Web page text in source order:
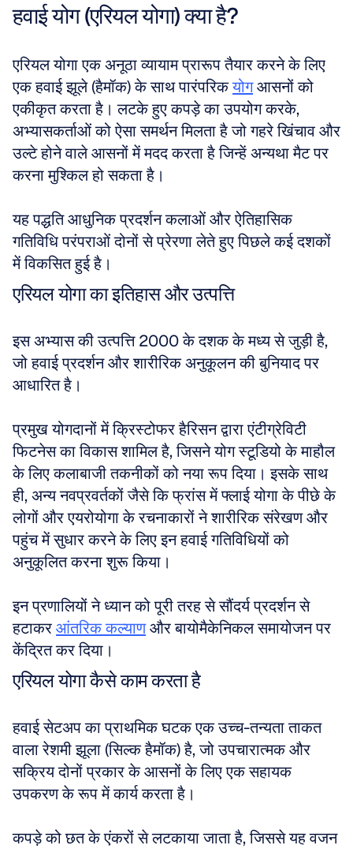
हवाई योग (एरियल योगा) क्या है?
एरियल योगा एक अनूठा व्यायाम प्रारूप तैयार करने के लिए
एक हवाई झूले (हैमॉक) के साथ पारंपरिक योग आसनों को
एकीकृत करता है। लटके हुए कपड़े का उपयोग करके,
अभ्यासकर्ताओं को ऐसा समर्थन मिलता है जो गहरे खिंचाव और
उल्टे होने वाले आसनों में मदद करता है जिन्हें अन्यथा मैट पर
करना मुश्किल हो सकता है।
यह पद्धति आधुनिक प्रदर्शन कलाओं और ऐतिहासिक
गतिविधि परंपराओं दोनों से प्रेरणा लेते हुए पिछले कई दशकों
में विकसित हुई है।
एरियल योगा का इतिहास और उत्पत्ति
इस अभ्यास की उत्पत्ति 2000 के दशक के मध्य से जुड़ी है,
जो हवाई प्रदर्शन और शारीरिक अनुकूलन की बुनियाद पर
आधारित है।
प्रमुख योगदानों में क्रिस्टोफर हैरिसन द्वारा एंटीग्रेविटी
फिटनेस का विकास शामिल है, जिसने योग स्टूडियो के माहौल
के लिए कलाबाजी तकनीकों को नया रूप दिया। इसके साथ
ही, अन्य नवप्रवर्तकों जैसे कि फ्रांस में फ्लाई योगा के पीछे के
लोगों और एयरोयोगा के रचनाकारों ने शारीरिक संरेखण और
पहुंच में सुधार करने के लिए इन हवाई गतिविधियों को
अनुकूलित करना शुरू किया।
इन प्रणालियों ने ध्यान को पूरी तरह से सौंदर्य प्रदर्शन से
हटाकर आंतरिक कल्याण और बायोमैकेनिकल समायोजन पर
केंद्रित कर दिया।
एरियल योगा कैसे काम करता है
हवाई सेटअप का प्राथमिक घटक एक उच्च-तन्यता ताकत
वाला रेशमी झूला (सिल्क हैमॉक) है, जो उपचारात्मक और
सक्रिय दोनों प्रकार के आसनों के लिए एक सहायक
उपकरण के रूप में कार्य करता है।
कपड़े को छत के एंकरों से लटकाया जाता है, जिससे यह वजन